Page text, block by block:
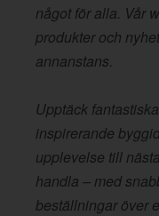
något för alla. Vår
produkter och
annanstans.
Upptäck
inspirerande
upplevelse till
handla – med
beställningar över